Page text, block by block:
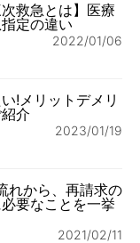
救急とは】医療
定の違い
2022/01/06
!メリットデメリ
介
2023/01/19
れから、再請求の
要なことを一挙
2021/02/11